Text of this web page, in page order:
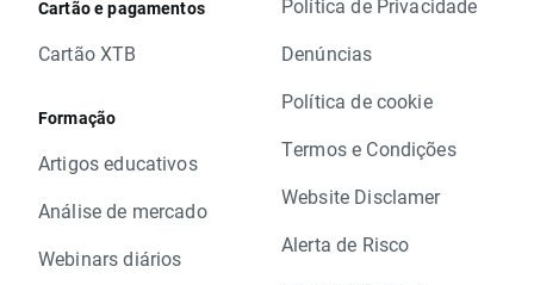
Cartão e pagamentos
Cartão XTB
Formação
Artigos educativos
Análise de mercado
Webinars diários
Política de Privacidade
Denúncias
Política de cookie
Termos e Condições
Website Disclamer
Alerta de Risco